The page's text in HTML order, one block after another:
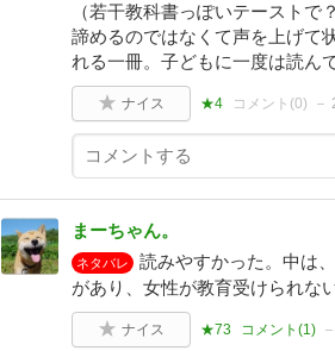
（若干教科書っぽいテースト
諦めるのではなくて声を上げて
れる一冊。子どもに一度は読ん
ナイス ★4 コメント(0)
まーちゃん。
ネタバレ
読みやすかった。中は
があり、女性が教育受けられな
ナイス ★73 コメント(1)